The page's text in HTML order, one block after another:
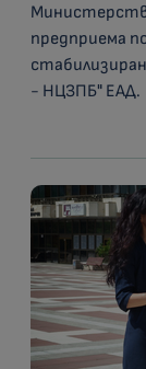
предприема
- НЦЗПБ" ЕАД.